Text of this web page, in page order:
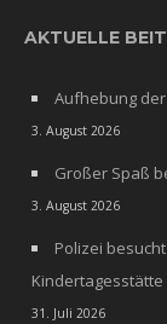
AKTUELLE
Aufhebung
3. August 2026
Großer Spaß
3. August 2026
Polizei
Kindertagesstätte
31. Juli 2026